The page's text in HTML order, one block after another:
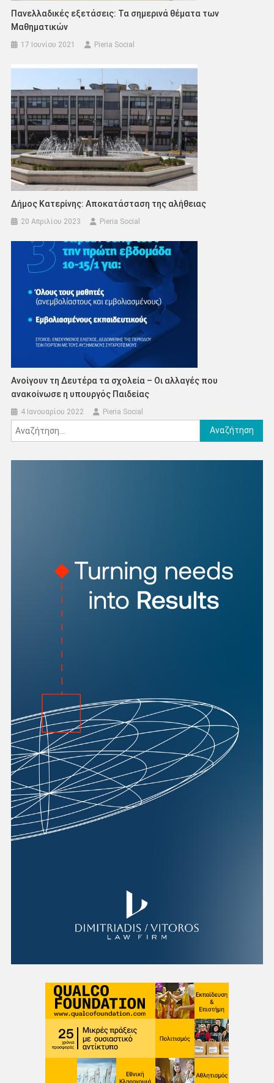
Πανελλαδικές εξετάσεις: Τα σημερινά θέματα των
Μαθηματικών
17 Ιουνίου 2021 Pieria Social
Δήμος Κατερίνης: Αποκατάσταση της αλήθειας
20 Απριλίου 2023 Pieria Social
Ανοίγουν τη Δευτέρα τα σχολεία – Οι αλλαγές που
ανακοίνωσε η υπουργός Παιδείας
4 Ιανουαρίου 2022 Pieria Social
Αναζήτηση
για: